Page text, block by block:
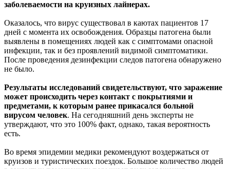
заболеваемости на круизных лайнерах.
Оказалось, что вирус существовал в каютах пациентов 17
дней с момента их освобождения. Образцы патогена были
выявлены в помещениях людей как с симптомами опасной
инфекции, так и без проявлений видимой симптоматики.
После проведения дезинфекции следов патогена обнаружено
не было.
Результаты исследований свидетельствуют, что заражение
может происходить через контакт с покрытиями и
предметами, к которым ранее прикасался больной
вирусом человек. На сегодняшний день эксперты не
утверждают, что это 100% факт, однако, такая вероятность
есть.
Во время эпидемии медики рекомендуют воздержаться от
круизов и туристических поездок. Большое количество людей